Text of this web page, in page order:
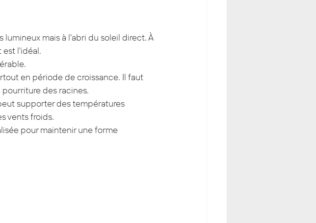
mais à l'abri du soleil direct. À
est l'idéal.
en période de croissance. Il faut
des racines.
supporter des températures
vents froids.
pour maintenir une forme